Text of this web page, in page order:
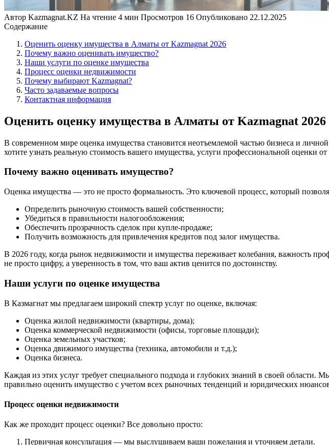
Автор Kazmagnat.KZ На чтение 4 мин Просмотров 16 Опубликовано 22.12.2025
Содержание
Оценить оценку имущества в Алматы от Kazmagnat 2026
Почему важно оценивать имущество?
Наши услуги по оценке имущества
Процесс оценки недвижимости
Почему выбирают Kazmagnat?
Часто задаваемые вопросы
Контактная информация
Оценить оценку имущества в Алматы от Kazmagnat 2026
В современном мире оценка имущества становится неотъемлемой частью бизнеса и
хотите узнать реальную стоимость вашего имущества, услуги профессиональной оценки
Почему важно оценивать имущество?
Оценка имущества — это не просто формальность. Это ключевой процесс, который
Определить рыночную стоимость вашей собственности;
Убедиться в правильности налогообложения;
Обеспечить прозрачность сделок при купле-продаже;
Получить возможность для привлечения кредитов под залог имущества.
В 2026 году, когда рынок недвижимости и имущества переживает колебания, важность
не просто цифру, а уверенность в том, что ваш актив ценится по достоинству.
Наши услуги по оценке имущества
В Казмагнат мы предлагаем широкий спектр услуг по оценке, включая:
Оценка жилой недвижимости (квартиры, дома);
Оценка коммерческой недвижимости (офисы, торговые площади);
Оценка земельных участков;
Оценка движимого имущества (техника, автомобили и т.д.);
Оценка бизнеса.
Каждая из этих услуг требует специального подхода и глубоких знаний в своей
правильно оценить имущество с учетом всех рыночных тенденций и юридических
Процесс оценки недвижимости
Как же проходит процесс оценки? Все довольно просто:
Первичная консультация — мы выслушиваем ваши пожелания и уточняем детали.